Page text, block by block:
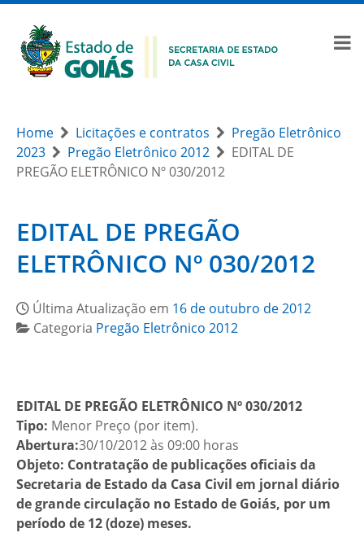
Home Licitações e contratos
Pregão Eletrônico
2023
Pregão Eletrônico 2012
EDITAL DE
PREGÃO ELETRÔNICO Nº 030/2012
EDITAL DE PREGÃO
ELETRÔNICO Nº 030/2012
Última Atualização em 16 de outubro de 2012
Categoria Pregão Eletrônico 2012
EDITAL DE PREGÃO ELETRÔNICO Nº 030/2012
Tipo: Menor Preço (por item).
Abertura:30/10/2012 às 09:00 horas
Objeto: Contratação de publicações oficiais da
Secretaria de Estado da Casa Civil em jornal diário
de grande circulação no Estado de Goiás, por um
período de 12 (doze) meses.